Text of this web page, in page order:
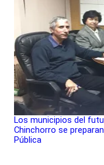
Los municipios del
Chinchorro se
Pública